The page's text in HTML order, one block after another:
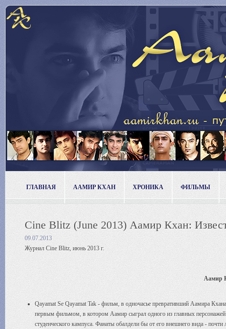
ГЛАВНАЯ ААМИР КХАН ХРОНИКА ФИЛЬМЫ
Cine Blitz (June 2013) Аамир Кхан:
09.07.2013
Журнал Cine Blitz, июнь 2013 г.
Аамир
Qayamat Se Qayamat Tak - фильм, в одночасье превративший Аамира
первым фильмом, в котором Аамир сыграл одного из главных
студенческого кампуса. Фанаты обалдели бы от его внешнего вида -